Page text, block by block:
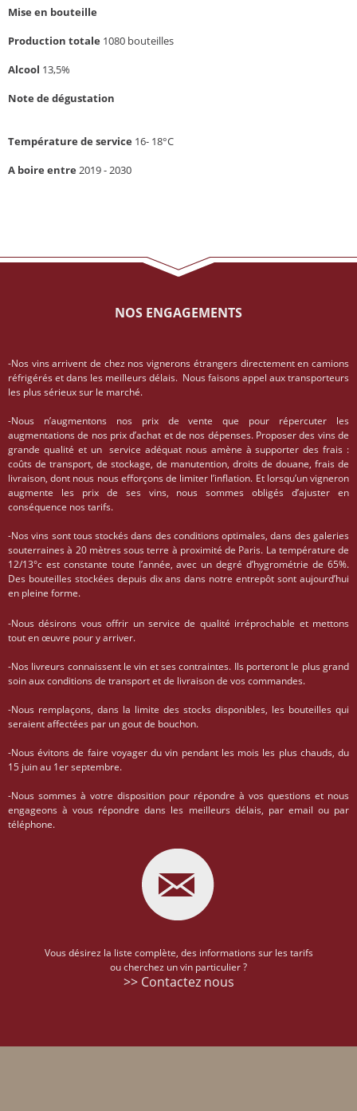
Mise en bouteille
Production totale 1080 bouteilles
Alcool 13,5%
Note de dégustation
Température de service 16- 18°C
A boire entre 2019 - 2030
NOS ENGAGEMENTS
-Nos vins arrivent de chez nos vignerons étrangers directement en camions
réfrigérés et dans les meilleurs délais. Nous faisons appel aux transporteurs
les plus sérieux sur le marché.
-Nous n’augmentons nos prix de vente que pour répercuter les
augmentations de nos prix d’achat et de nos dépenses. Proposer des vins de
grande qualité et un service adéquat nous amène à supporter des frais :
coûts de transport, de stockage, de manutention, droits de douane, frais de
livraison, dont nous nous efforçons de limiter l’inflation. Et lorsqu’un vigneron
augmente les prix de ses vins, nous sommes obligés d’ajuster en
conséquence nos tarifs.
-Nos vins sont tous stockés dans des conditions optimales, dans des galeries
souterraines à 20 mètres sous terre à proximité de Paris. La température de
12/13°c est constante toute l’année, avec un degré d’hygrométrie de 65%.
Des bouteilles stockées depuis dix ans dans notre entrepôt sont aujourd’hui
en pleine forme.
-Nous désirons vous offrir un service de qualité irréprochable et mettons
tout en œuvre pour y arriver.
-Nos livreurs connaissent le vin et ses contraintes. Ils porteront le plus grand
soin aux conditions de transport et de livraison de vos commandes.
-Nous remplaçons, dans la limite des stocks disponibles, les bouteilles qui
seraient affectées par un gout de bouchon.
-Nous évitons de faire voyager du vin pendant les mois les plus chauds, du
15 juin au 1er septembre.
-Nous sommes à votre disposition pour répondre à vos questions et nous
engageons à vous répondre dans les meilleurs délais, par email ou par
téléphone.
Vous désirez la liste complète, des informations sur les tarifs
ou cherchez un vin particulier ?
>> Contactez nous